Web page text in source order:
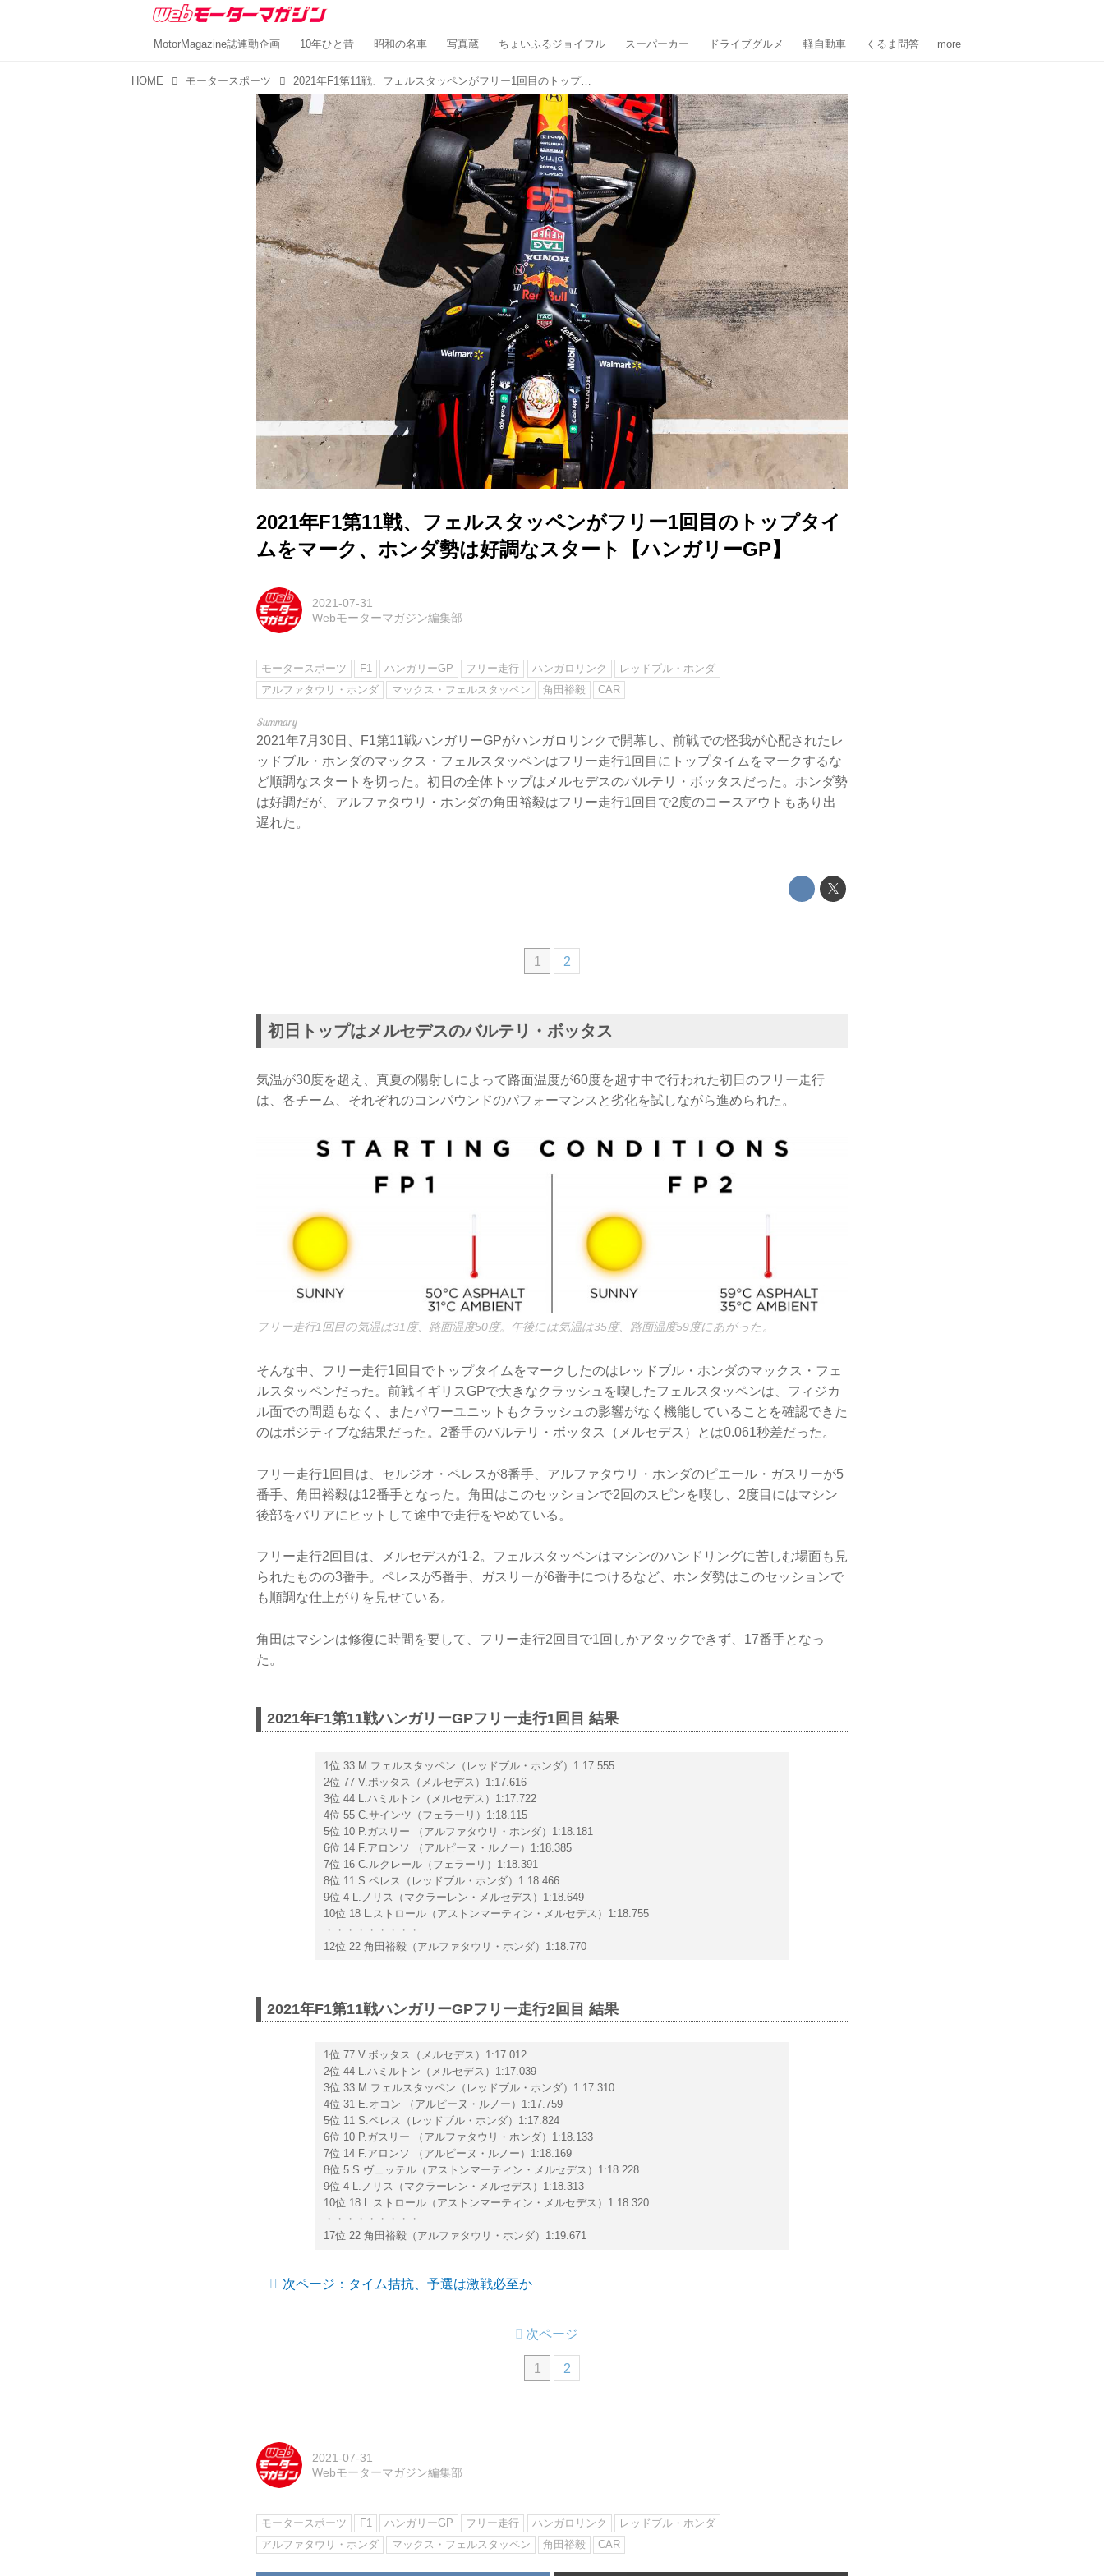
MotorMagazine誌連動企画 10年ひと昔 昭和の名車 写真蔵 ちょいふるジョイフル スーパーカー ドライブグルメ 軽自動車 くるま問答 more
HOME モータースポーツ 2021年F1第11戦、フェルスタッペンがフリー1回目のトップタイムをマーク、ホンダ勢は好調なスタート【ハンガリーGP】
2021年F1第11戦、フェルスタッペンがフリー1回目のトップタイ
ムをマーク、ホンダ勢は好調なスタート【ハンガリーGP】
2021-07-31
Webモーターマガジン編集部
モータースポーツ F1 ハンガリーGP フリー走行 ハンガロリンク
レッドブル・ホンダ
アルファタウリ・ホンダ
マックス・フェルスタッペン 角田裕毅 CAR
2021年7月30日、F1第11戦ハンガリーGPがハンガロリンクで開幕し、前戦での怪我が心配されたレ
ッドブル・ホンダのマックス・フェルスタッペンはフリー走行1回目にトップタイムをマークするな
ど順調なスタートを切った。初日の全体トップはメルセデスのバルテリ・ボッタスだった。ホンダ勢
は好調だが、アルファタウリ・ホンダの角田裕毅はフリー走行1回目で2度のコースアウトもあり出
遅れた。
1 2
初日トップはメルセデスのバルテリ・ボッタス
気温が30度を超え、真夏の陽射しによって路面温度が60度を超す中で行われた初日のフリー走行
は、各チーム、それぞれのコンパウンドのパフォーマンスと劣化を試しながら進められた。
フリー走行1回目の気温は31度、路面温度50度。午後には気温は35度、路面温度59度にあがった。
そんな中、フリー走行1回目でトップタイムをマークしたのはレッドブル・ホンダのマックス・フェ
ルスタッペンだった。前戦イギリスGPで大きなクラッシュを喫したフェルスタッペンは、フィジカ
ル面での問題もなく、またパワーユニットもクラッシュの影響がなく機能していることを確認できた
のはポジティブな結果だった。2番手のバルテリ・ボッタス（メルセデス）とは0.061秒差だった。
フリー走行1回目は、セルジオ・ペレスが8番手、アルファタウリ・ホンダのピエール・ガスリーが5
番手、角田裕毅は12番手となった。角田はこのセッションで2回のスピンを喫し、2度目にはマシン
後部をバリアにヒットして途中で走行をやめている。
フリー走行2回目は、メルセデスが1-2。フェルスタッペンはマシンのハンドリングに苦しむ場面も見
られたものの3番手。ペレスが5番手、ガスリーが6番手につけるなど、ホンダ勢はこのセッションで
も順調な仕上がりを見せている。
角田はマシンは修復に時間を要して、フリー走行2回目で1回しかアタックできず、17番手となっ
た。
2021年F1第11戦ハンガリーGPフリー走行1回目 結果
1位 33 M.フェルスタッペン（レッドブル・ホンダ）1:17.555
2位 77 V.ボッタス（メルセデス）1:17.616
3位 44 L.ハミルトン（メルセデス）1:17.722
4位 55 C.サインツ（フェラーリ）1:18.115
5位 10 P.ガスリー （アルファタウリ・ホンダ）1:18.181
6位 14 F.アロンソ （アルピーヌ・ルノー）1:18.385
7位 16 C.ルクレール（フェラーリ）1:18.391
8位 11 S.ペレス（レッドブル・ホンダ）1:18.466
9位 4 L.ノリス（マクラーレン・メルセデス）1:18.649
10位 18 L.ストロール（アストンマーティン・メルセデス）1:18.755
・・・・・・・・・
12位 22 角田裕毅（アルファタウリ・ホンダ）1:18.770
2021年F1第11戦ハンガリーGPフリー走行2回目 結果
1位 77 V.ボッタス（メルセデス）1:17.012
2位 44 L.ハミルトン（メルセデス）1:17.039
3位 33 M.フェルスタッペン（レッドブル・ホンダ）1:17.310
4位 31 E.オコン （アルピーヌ・ルノー）1:17.759
5位 11 S.ペレス（レッドブル・ホンダ）1:17.824
6位 10 P.ガスリー （アルファタウリ・ホンダ）1:18.133
7位 14 F.アロンソ （アルピーヌ・ルノー）1:18.169
8位 5 S.ヴェッテル（アストンマーティン・メルセデス）1:18.228
9位 4 L.ノリス（マクラーレン・メルセデス）1:18.313
10位 18 L.ストロール（アストンマーティン・メルセデス）1:18.320
・・・・・・・・・
17位 22 角田裕毅（アルファタウリ・ホンダ）1:19.671
次ページ：タイム拮抗、予選は激戦必至か
1 2
次ページ
2021-07-31
Webモーターマガジン編集部
モータースポーツ F1 ハンガリーGP フリー走行 ハンガロリンク
レッドブル・ホンダ
アルファタウリ・ホンダ
マックス・フェルスタッペン 角田裕毅 CAR